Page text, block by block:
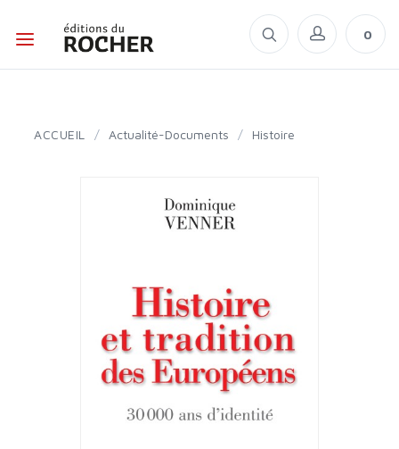
0
ACCUEIL / Actualité-Documents / Histoire